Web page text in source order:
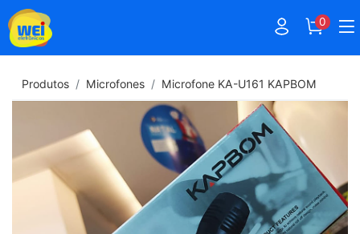
0
Produtos Microfones Microfone KA-U161 KAPBOM